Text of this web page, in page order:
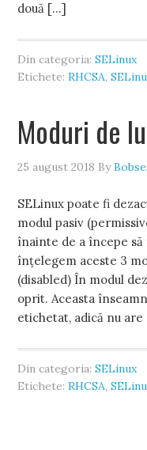
două […]
Din categoria:SELinux
Etichete:RHCSA,
Moduri de
25 august 2018 By
SELinux poate fi
modul pasiv
înainte de a începe să
înțelegem aceste 3
(disabled) În modul
oprit. Aceasta
etichetat, adică nu
Din categoria:SELinux
Etichete:RHCSA,